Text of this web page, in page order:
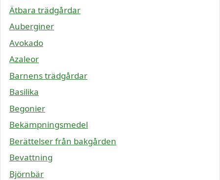
Ätbara trädgårdar
Auberginer
Avokado
Azaleor
Barnens trädgårdar
Basilika
Begonier
Bekämpningsmedel
Berättelser från bakgården
Bevattning
Björnbär